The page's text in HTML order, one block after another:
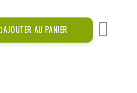
AJOUTER AU PANIER